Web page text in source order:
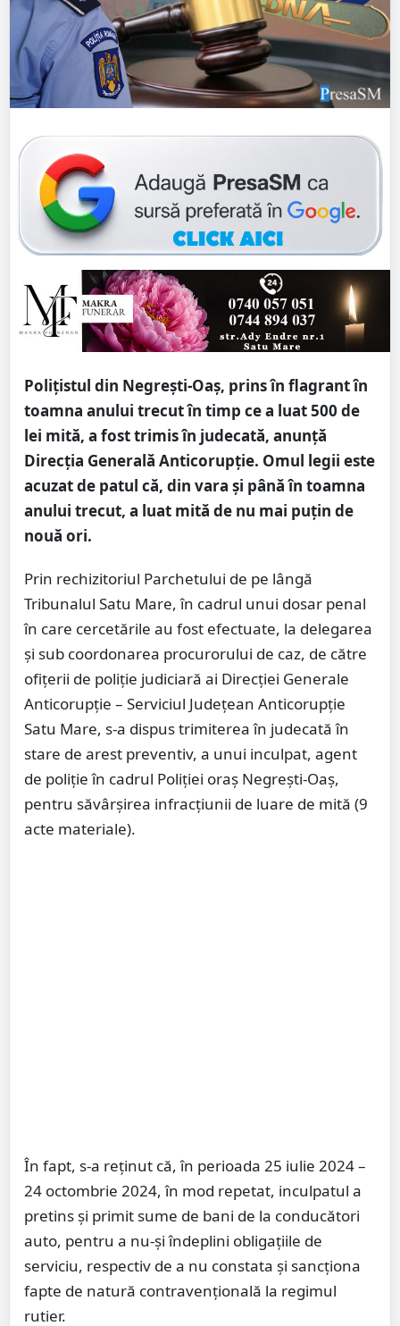
Polițistul din Negrești-Oaș, prins în flagrant în
toamna anului trecut în timp ce a luat 500 de
lei mită, a fost trimis în judecată, anunță
Direcția Generală Anticorupție. Omul legii este
acuzat de patul că, din vara și până în toamna
anului trecut, a luat mită de nu mai puțin de
nouă ori.
Prin rechizitoriul Parchetului de pe lângă
Tribunalul Satu Mare, în cadrul unui dosar penal
în care cercetările au fost efectuate, la delegarea
și sub coordonarea procurorului de caz, de către
ofițerii de poliție judiciară ai Direcției Generale
Anticorupție – Serviciul Județean Anticorupție
Satu Mare, s-a dispus trimiterea în judecată în
stare de arest preventiv, a unui inculpat, agent
de poliție în cadrul Poliției oraș Negrești-Oaș,
pentru săvârșirea infracțiunii de luare de mită (9
acte materiale).
În fapt, s-a reținut că, în perioada 25 iulie 2024 –
24 octombrie 2024, în mod repetat, inculpatul a
pretins și primit sume de bani de la conducători
auto, pentru a nu-și îndeplini obligațiile de
serviciu, respectiv de a nu constata și sancționa
fapte de natură contravențională la regimul
rutier.